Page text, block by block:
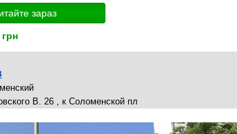
зараз
В. 26 , к Соломенской пл